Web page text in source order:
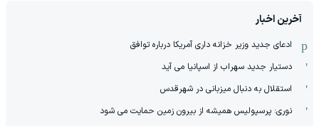
آخرین اخبار
ادعای جدید وزیر خزانه داری آمریکا درباره توافق
دستیار جدید سهراب از اسپانیا می آید
استقلال به دنبال میزبانی در شهرقدس
نوری: پرسپولیس همیشه از بیرون زمین حمایت می شود